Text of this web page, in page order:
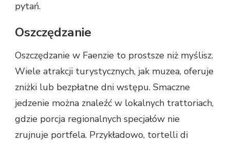
pytań.
Oszczędzanie
Oszczędzanie w Faenzie to prostsze niż myślisz.
Wiele atrakcji turystycznych, jak muzea, oferuje
zniżki lub bezpłatne dni wstępu. Smaczne
jedzenie można znaleźć w lokalnych trattoriach,
gdzie porcja regionalnych specjałów nie
zrujnuje portfela. Przykładowo, tortelli di